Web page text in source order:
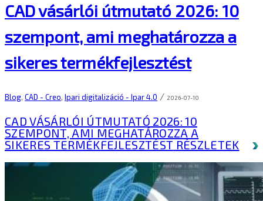
CAD vásárlói útmutató 2026: 10
szempont, ami meghatározza a
sikeres termékfejlesztést
Blog, CAD - Creo, Ipari digitalizáció - Ipar 4.0 / 2026-07-10
CAD VÁSÁRLÓI ÚTMUTATÓ 2026: 10
SZEMPONT, AMI MEGHATÁROZZA A
SIKERES TERMÉKFEJLESZTÉST RÉSZLETEK